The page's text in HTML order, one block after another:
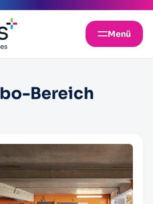
Menü
Bereich